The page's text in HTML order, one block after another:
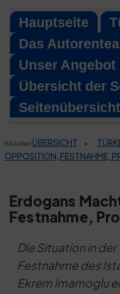
Skip
content
Hauptseite
Das
Unser Angebot
Übersicht der
Seitenübersicht
Klickpfad ÜBERSICHT •
OPPOSITION, FESTNAHME,
Erdogans
Festnahme,
Die Situation in der
Festnahme des
Ekrem Imamoglu